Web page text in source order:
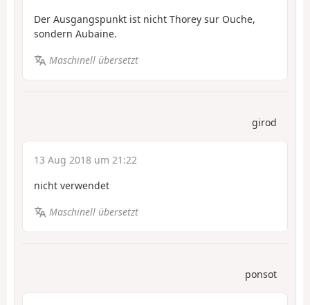
Der Ausgangspunkt ist nicht Thorey sur Ouche,
sondern Aubaine.
Maschinell übersetzt
girod
13 Aug 2018 um 21:22
nicht verwendet
Maschinell übersetzt
ponsot